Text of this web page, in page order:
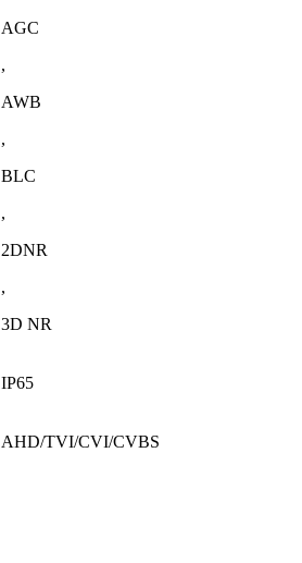
AGC
,
AWB
,
BLC
,
2DNR
,
3D NR
IP65
AHD/TVI/CVI/CVBS